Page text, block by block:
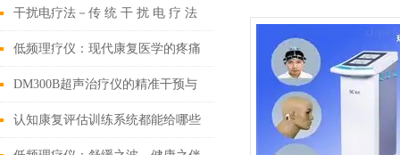
干扰电疗法－传 统 干 扰 电 疗 法
低频理疗仪：现代康复医学的疼痛
缓解助手
DM300B超声治疗仪的精准干预与
创新实践
认知康复评估训练系统都能给哪些